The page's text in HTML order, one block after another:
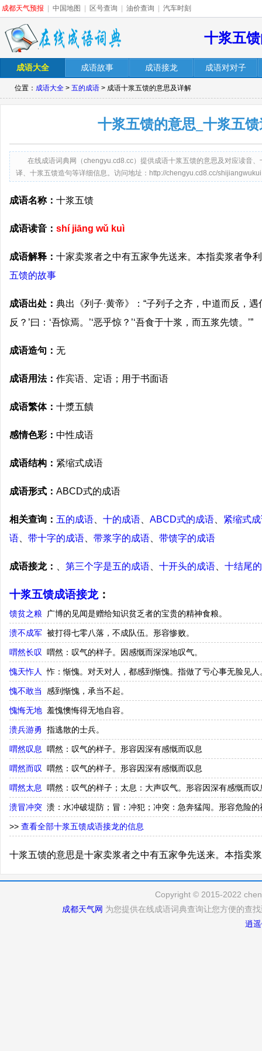
成都天气预报 中国地图 区号查询 油价查询 汽车时刻
十浆五
成语大全 成语故事 成语接龙 成语对对子
位置： 成语大全 > 五的成语 > 成语十浆五馈的意思及详解
十浆五馈的意思_十浆五
在线成语词典网（chengyu.cd8.cc）提供成语十浆五馈的意思及对应读音
译、十浆五馈造句等详细信息。访问地址：http://chengyu.cd8.cc/
成语名称： 十浆五馈
成语读音： shí jiāng wǔ kuì
成语解释： 十家卖浆者之中有五家争先送来。本指卖浆者争
五馈的故事
成语出处： 典出《列子·黄帝》：“子列子之齐，中道而反，
反？’曰：‘吾惊焉。’‘恶乎惊？’‘吾食于十浆，而五浆先馈。’”
成语造句： 无
成语用法： 作宾语、定语；用于书面语
成语繁体： 十漿五饋
感情色彩： 中性成语
成语结构： 紧缩式成语
成语形式： ABCD式的成语
相关查询： 五的成语 十的成语 ABCD式的成语
紧缩式
语
带十字的成语 带浆字的成语 带馈字的成语
成语接龙： 第三个字是五的成语 十开头的成语 十结尾
十浆五馈成语接龙：
馈贫之粮 广博的见闻是赠给知识贫乏者的宝贵的精神食粮。
溃不成军 被打得七零八落，不成队伍。形容惨败。
喟然长叹 喟然：叹气的样子。因感慨而深深地叹气。
愧天怍人 怍：惭愧。对天对人，都感到惭愧。指做了亏心事无脸见人
愧不敢当 感到惭愧，承当不起。
愧悔无地 羞愧懊悔得无地自容。
溃兵游勇 指逃散的士兵。
喟然叹息 喟然：叹气的样子。形容因深有感慨而叹息
喟然而叹 喟然：叹气的样子。形容因深有感慨而叹息
喟然太息 喟然：叹气的样子；太息：大声叹气。形容因深有感慨而叹
溃冒冲突 溃：水冲破堤防；冒：冲犯；冲突：急奔猛闯。形容危险的
>> 查看全部十浆五馈成语接龙的信息
十浆五馈的意思是十家卖浆者之中有五家争先送来。本指卖
Copyright © 2015-2022
成都天气网 为您提供在线成语词典查询让您方便的查
逍